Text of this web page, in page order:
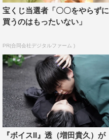
宝くじ当選者「〇〇をやらずに
買うのはもったいない」
PR(合同会社デジタルファーム )
『ボイスII』透（増田貴久）が